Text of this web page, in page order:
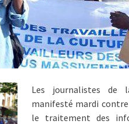
Les journalistes de
manifesté mardi contre
le traitement des